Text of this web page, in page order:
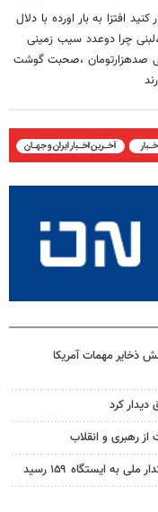
افتزا به بار اورده با دلال
چرا دوعدد سیب زمینی
صدهزارتومان ،صحبت گوشت
ذخایر مهمات آمریکا
دیدار کرد
رهبری و انقلاب
ایستگاه ۱۵۹ رسید